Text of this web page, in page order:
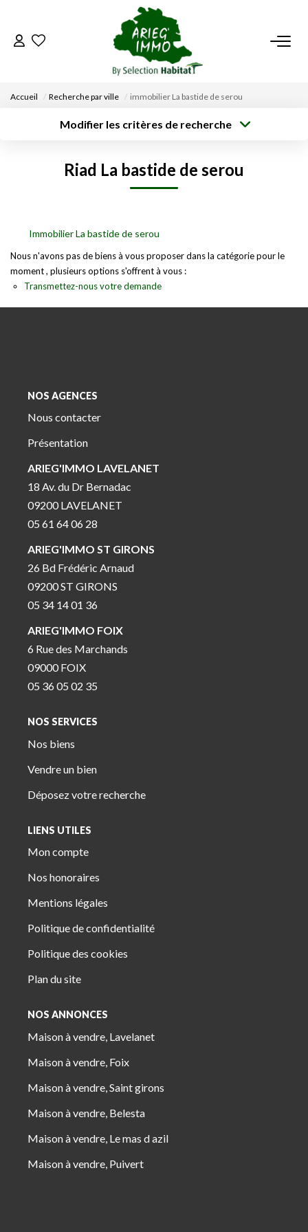
ACCUEIL
DÉPOSEZ VOTRE RECHERCHE
NOUS REJOINDRE
CONTACT
EN
Accueil Recherche par ville immobilier La bastide de serou
Modifier les critères de recherche
Type de bienRiad La bastide de serou
Immobilier La bastide de serou
Nous n'avons pas de biens à vous proposer dans la catégorie pour le
moment , plusieurs options s'offrent à vous :
Transmettez-nous votre demande
NOS AGENCES
Nous contacter
Présentation
ARIEG'IMMO LAVELANET
18 Av. du Dr Bernadac
09200 LAVELANET
05 61 64 06 28
ARIEG'IMMO ST GIRONS
26 Bd Frédéric Arnaud
09200 ST GIRONS
05 34 14 01 36
ARIEG'IMMO FOIX
6 Rue des Marchands
09000 FOIX
05 36 05 02 35
NOS SERVICES
Nos biens
Vendre un bien
Déposez votre recherche
LIENS UTILES
Mon compte
Nos honoraires
Mentions légales
Politique de confidentialité
Politique des cookies
Plan du site
NOS ANNONCES
Maison à vendre, Lavelanet
Maison à vendre, Foix
Maison à vendre, Saint girons
Maison à vendre, Belesta
Maison à vendre, Le mas d azil
Maison à vendre, Puivert